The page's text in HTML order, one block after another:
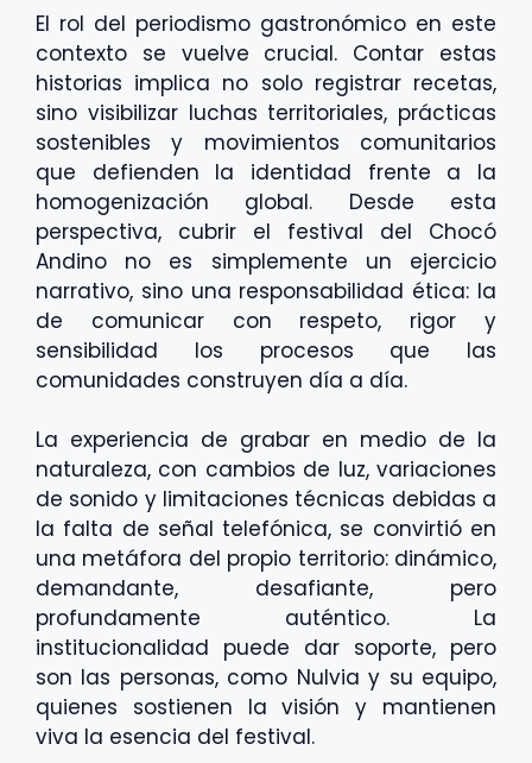
El rol del periodismo gastronómico en este
contexto se vuelve crucial. Contar estas
historias implica no solo registrar recetas,
sino visibilizar luchas territoriales, prácticas
sostenibles y movimientos comunitarios
que defienden la identidad frente a la
homogenización global. Desde esta
perspectiva, cubrir el festival del Chocó
Andino no es simplemente un ejercicio
narrativo, sino una responsabilidad ética: la
de comunicar con respeto, rigor y
sensibilidad los procesos que las
comunidades construyen día a día.
La experiencia de grabar en medio de la
naturaleza, con cambios de luz, variaciones
de sonido y limitaciones técnicas debidas a
la falta de señal telefónica, se convirtió en
una metáfora del propio territorio: dinámico,
demandante, desafiante, pero
profundamente auténtico. La
institucionalidad puede dar soporte, pero
son las personas, como Nulvia y su equipo,
quienes sostienen la visión y mantienen
viva la esencia del festival.